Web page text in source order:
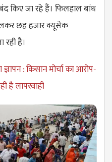
किए जा रहे हैं। फिलहाल बांध
छह हजार क्यूसेक
रही है।
: किसान मोर्चा का आरोप-
है लापरवाही